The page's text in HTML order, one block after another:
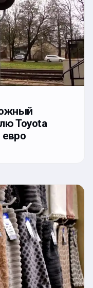
Toyota
евро